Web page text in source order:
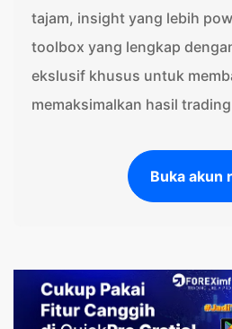
tajam, insight yang lebih
toolbox yang lengkap
ekslusif khusus untuk
memaksimalkan hasil
Buka akun